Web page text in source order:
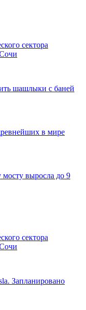
сектора
шашлыки с баней
в мире
выросла до 9
сектора
Запланировано